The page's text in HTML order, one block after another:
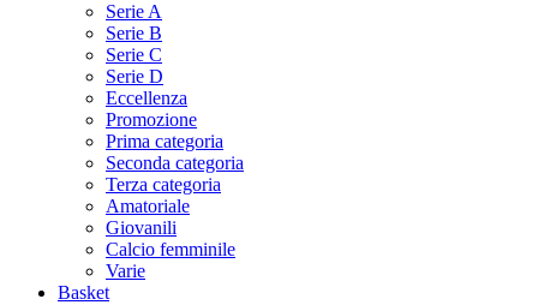
Serie A
Serie B
Serie C
Serie D
Eccellenza
Promozione
Prima categoria
Seconda categoria
Terza categoria
Amatoriale
Giovanili
Calcio femminile
Varie
Basket